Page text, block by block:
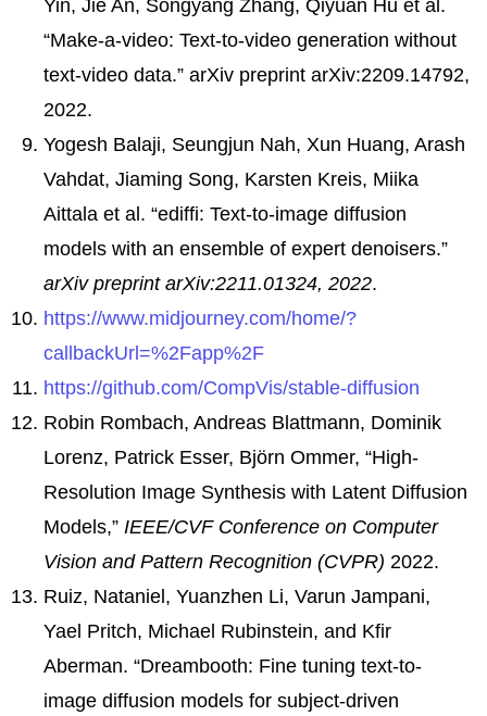
Yin, Jie An, Songyang Zhang, Qiyuan Hu et al.
“Make-a-video: Text-to-video generation without
text-video data.” arXiv preprint arXiv:2209.14792,
2022.
Yogesh Balaji, Seungjun Nah, Xun Huang, Arash
Vahdat, Jiaming Song, Karsten Kreis, Miika
Aittala et al. “ediffi: Text-to-image diffusion
models with an ensemble of expert denoisers.”
arXiv preprint arXiv:2211.01324, 2022.
https://www.midjourney.com/home/?
callbackUrl=%2Fapp%2F
https://github.com/CompVis/stable-diffusion
Robin Rombach, Andreas Blattmann, Dominik
Lorenz, Patrick Esser, Björn Ommer, “High-
Resolution Image Synthesis with Latent Diffusion
Models,” IEEE/CVF Conference on Computer
Vision and Pattern Recognition (CVPR) 2022.
Ruiz, Nataniel, Yuanzhen Li, Varun Jampani,
Yael Pritch, Michael Rubinstein, and Kfir
Aberman. “Dreambooth: Fine tuning text-to-
image diffusion models for subject-driven